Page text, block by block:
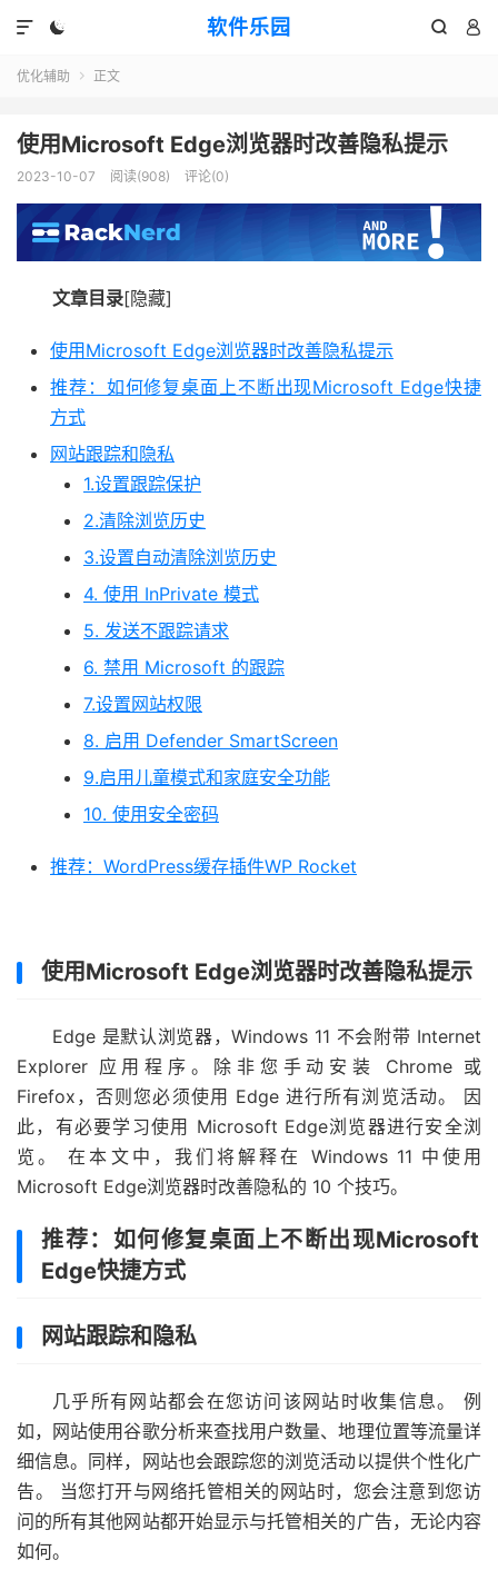
软件乐园 
 

优化辅助  正文
使用Microsoft Edge浏览器时改善隐私提示
2023-10-07 阅读(908) 评论(0)
文章目录[隐藏]
使用Microsoft Edge浏览器时改善隐私提示
推荐：如何修复桌面上不断出现Microsoft Edge快捷
方式
网站跟踪和隐私
1.设置跟踪保护
2.清除浏览历史
3.设置自动清除浏览历史
4. 使用 InPrivate 模式
5. 发送不跟踪请求
6. 禁用 Microsoft 的跟踪
7.设置网站权限
8. 启用 Defender SmartScreen
9.启用儿童模式和家庭安全功能
10. 使用安全密码
推荐：WordPress缓存插件WP Rocket
使用Microsoft Edge浏览器时改善隐私提示
Edge 是默认浏览器，Windows 11 不会附带 Internet
Explorer 应用程序。除非您手动安装 Chrome 或
Firefox，否则您必须使用 Edge 进行所有浏览活动。 因
此，有必要学习使用 Microsoft Edge浏览器进行安全浏
览。 在本文中，我们将解释在 Windows 11 中使用
Microsoft Edge浏览器时改善隐私的 10 个技巧。
推荐：如何修复桌面上不断出现Microsoft
Edge快捷方式
网站跟踪和隐私
几乎所有网站都会在您访问该网站时收集信息。 例
如，网站使用谷歌分析来查找用​​户数量、地理位置等流量详
细信息。同样，网站也会跟踪您的浏览活动以提供个性化广
告。 当您打开与网络托管相关的网站时，您会注意到您访
问的所有其他网站都开始显示与托管相关的广告，无论内容
如何。